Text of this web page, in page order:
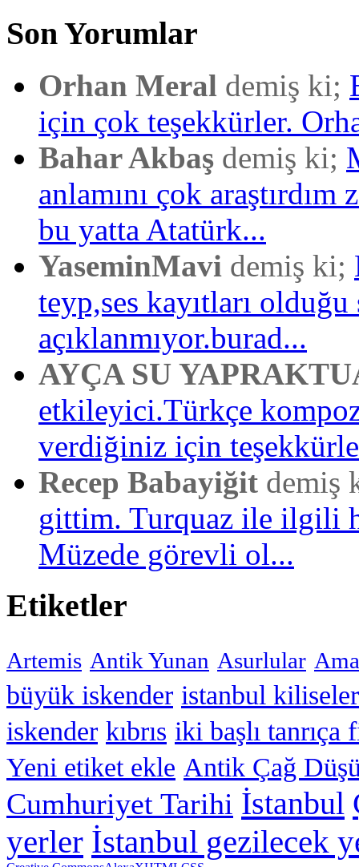
Son Yorumlar
Orhan Meral demiş ki;
için çok teşekkürler.
Bahar Akbaş demiş ki;
anlamını çok araştırdım
bu yatta Atatürk...
YaseminMavi demiş ki;
teyp,ses kayıtları
açıklanmıyor.burad...
AYÇA SU
etkileyici.Türkçe
verdiğiniz için
Recep Babayiğit demiş
gittim. Turquaz ile ilgili
Müzede görevli ol...
Etiketler
Artemis Antik Yunan Asurlular
büyük iskender istanbul
iskender kıbrıs iki başlı tanrıça
Yeni etiket ekle Antik Çağ
Cumhuriyet Tarihi İstanbul
yerler İstanbul gezilecek